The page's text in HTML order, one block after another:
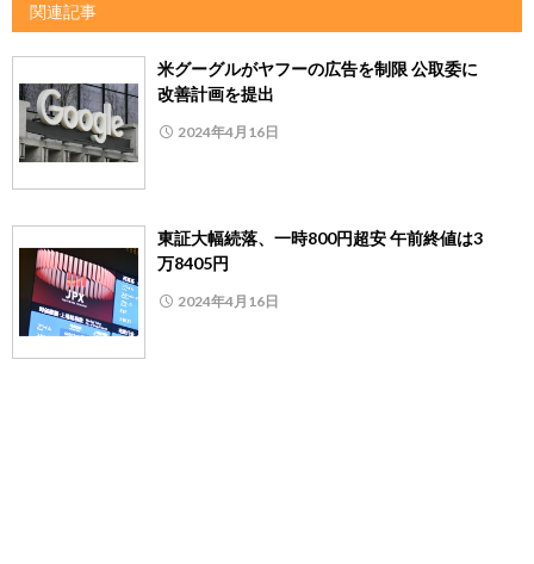
関連記事
米グーグルがヤフーの広告を制限 公取委に
改善計画を提出
2024年4月16日
東証大幅続落、一時800円超安 午前終値は3
万8405円
2024年4月16日